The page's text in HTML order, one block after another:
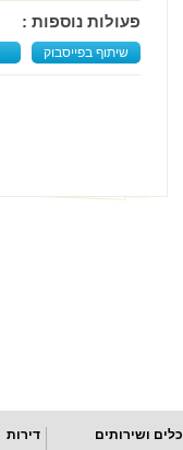
פעולות נוספות :
שיתוף בפייסבוק
כלים ושירותים דירות